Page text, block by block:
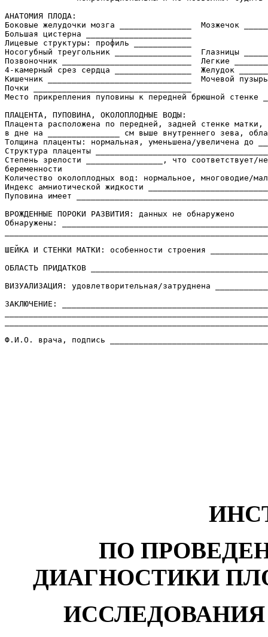
АНАТОМИЯ ПЛОДА:
Боковые желудочки мозга _______________  Мозжечок
Большая цистерна ______________________
Лицевые структуры: профиль ____________
Носогубный треугольник ________________  Глазницы
Позвоночник ___________________________  Легкие
4-камерный срез сердца ________________  Желудок
Кишечник ______________________________  Мочевой
Почки _________________________________
Место прикрепления пуповины к передней брюшной стенке
ПЛАЦЕНТА, ПУПОВИНА, ОКОЛОПЛОДНЫЕ ВОДЫ:
Плацента расположена по передней, задней стенке
в дне на _______________ см выше внутреннего зева,
Толщина плаценты: нормальная, уменьшена/увеличена до
Структура плаценты
Степень зрелости ________________, что соответствует/
беременности
Количество околоплодных вод: нормальное, многоводие/
Индекс амниотической жидкости
Пуповина имеет
ВРОЖДЕННЫЕ ПОРОКИ РАЗВИТИЯ: данных не обнаружено
Обнаружены:
ШЕЙКА И СТЕНКИ МАТКИ: особенности строения
ОБЛАСТЬ ПРИДАТКОВ
ВИЗУАЛИЗАЦИЯ: удовлетворительная/затруднена
ЗАКЛЮЧЕНИЕ:
ПО
ДИАГНОСТИКИ